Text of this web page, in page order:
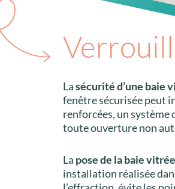
Lasécurité d’une baie
fenêtre sécurisée peut
renforcées, un système
toute ouverture non
La pose de la baie
installation réalisée